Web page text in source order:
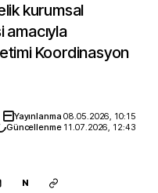
kurumsal
Koordinasyon
Yayınlanma08.05.2026, 10:15
Güncellenme 11.07.2026, 12:43
N